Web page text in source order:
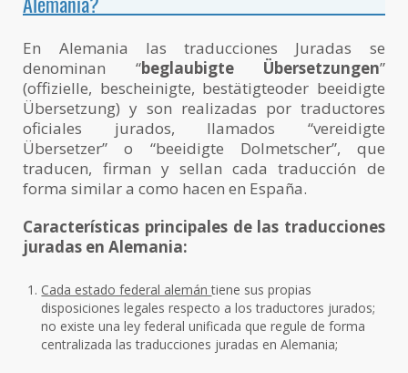
En Alemania las traducciones Juradas se
denominan “beglaubigte Übersetzungen”
(offizielle, bescheinigte, bestätigteoder beeidigte
Übersetzung) y son realizadas por traductores
oficiales jurados, llamados “vereidigte
Übersetzer” o “beeidigte Dolmetscher”, que
traducen, firman y sellan cada traducción de
forma similar a como hacen en España.
Características principales de las traducciones
juradas en Alemania:
Cada estado federal alemántiene sus propias
disposiciones legales respecto a los traductores jurados;
no existe una ley federal unificada que regule de forma
centralizada las traducciones juradas en Alemania;